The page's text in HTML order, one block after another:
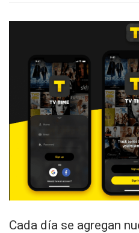
Cada día se agregan